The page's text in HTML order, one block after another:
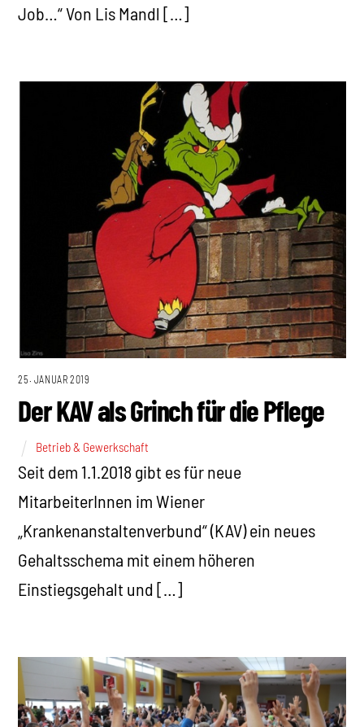
Job…“ Von Lis Mandl […]
25. JANUAR 2019
Der KAV als Grinch für die Pflege
Betrieb & Gewerkschaft
Seit dem 1.1.2018 gibt es für neue
MitarbeiterInnen im Wiener
„Krankenanstaltenverbund“ (KAV) ein neues
Gehaltsschema mit einem höheren
Einstiegsgehalt und […]